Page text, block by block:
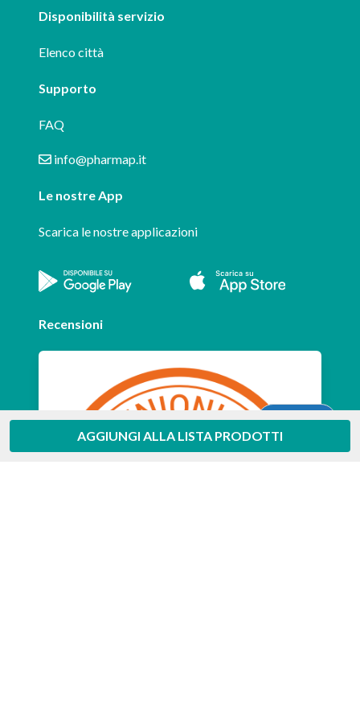
AGGIUNGI ALLA LISTA PRODOTTI
Disponibilità servizio
Elenco città
Supporto
FAQ
info@pharmap.it
Le nostre App
Scarica le nostre applicazioni
Recensioni
Aiuto